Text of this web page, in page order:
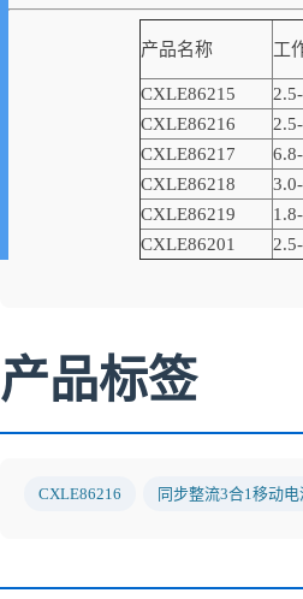
产品名称 工
CXLE86215
CXLE86216
CXLE86217
CXLE86218
CXLE86219
CXLE86201
产品标签
CXLE86216 同步整流3合1移动电